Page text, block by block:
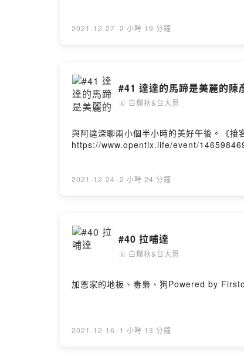
2021-12-27 · 2 小時 19 分鐘
#41 達達的馬蹄是美麗的陳
🄴 白爛秋&台大恩
與阿達深聊兩小個半小時的美好午後。《
https://www.opentix.life/event/
2021-12-24 · 2 小時 24 分鐘
#40 拉哺達
🄴 白爛秋&台大恩
加恩家的地板、毒梟、狗Powered by
2021-12-16 · 1 小時 13 分鐘